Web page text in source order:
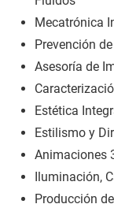
Mecatrónica
Prevención
Asesoría de
Estética
Estilismo y
Animaciones
Iluminación,
Producción